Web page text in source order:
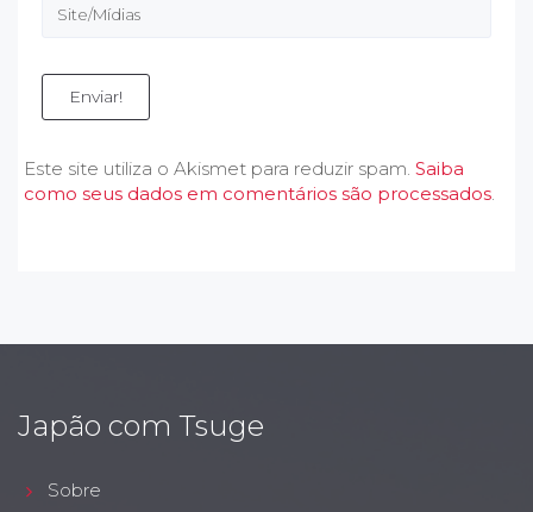
Enviar!
Este site utiliza o Akismet para reduzir spam. Saiba
como seus dados em comentários são processados.
Japão com Tsuge
Sobre